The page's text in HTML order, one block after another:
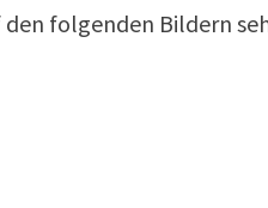
den folgenden Bildern